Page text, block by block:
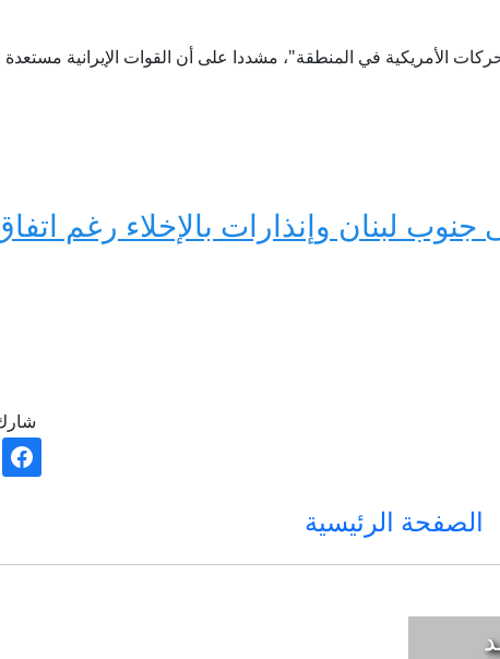
الأمريكية في المنطقة"، مشددا على أن القوات الإيرانية
لبنان وإنذارات بالإخلاء رغم
الصفحة الرئيسية